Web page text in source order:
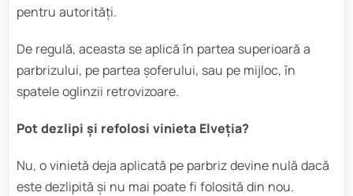
pentru autorități.
De regulă, aceasta se aplică în partea superioară a
parbrizului, pe partea șoferului, sau pe mijloc, în
spatele oglinzii retrovizoare.
Pot dezlipi și refolosi vinieta Elveția?
Nu, o vinietă deja aplicată pe parbriz devine nulă dacă
este dezlipită și nu mai poate fi folosită din nou.